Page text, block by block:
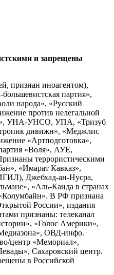
и запрещены
признан иноагентом),
партия»,
народа», «Русский
против нелегальной
УНА-УНСО, УПА, «Тризуб
дивижн», «Меджлис
«Артподготовка»,
«Воля», АУЕ,
террористическими
«Имарат Кавказ»,
Джебхад-ан-Нусра,
«Аль-Каида в странах
В РФ признана
России», издания
признаны: телеканал
«Голос Америки»,
ОВД-инфо.
центр «Мемориал»,
Сахаровский центр.
в Российской